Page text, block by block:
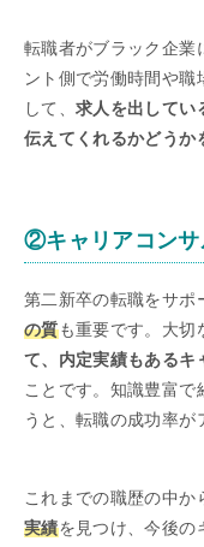
転職者がブラック企業
ント側で労働時間や職
して、求人を出してい
伝えてくれるかどうか
②キャリアコンサ
第二新卒の転職をサポ
の質も重要です。大切
て、内定実績もあるキ
ことです。知識豊富で
うと、転職の成功率が
これまでの職歴の中か
実績を見つけ、今後の